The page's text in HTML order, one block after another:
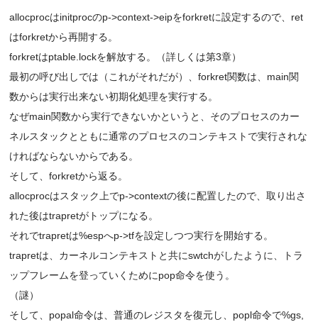
allocprocはinitprocのp->context->eipをforkretに設定するので、ret
はforkretから再開する。
forkretはptable.lockを解放する。（詳しくは第3章）
最初の呼び出しでは（これがそれだが）、forkret関数は、main関
数からは実行出来ない初期化処理を実行する。
なぜmain関数から実行できないかというと、そのプロセスのカー
ネルスタックとともに通常のプロセスのコンテキストで実行されな
ければならないからである。
そして、forkretから返る。
allocprocはスタック上でp->contextの後に配置したので、取り出さ
れた後はtrapretがトップになる。
それでtrapretは%espへp->tfを設定しつつ実行を開始する。
trapretは、カーネルコンテキストと共にswtchがしたように、トラ
ップフレームを登っていくためにpop命令を使う。
（謎）
そして、popal命令は、普通のレジスタを復元し、popl命令で%gs,